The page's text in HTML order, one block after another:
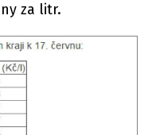
za litr.